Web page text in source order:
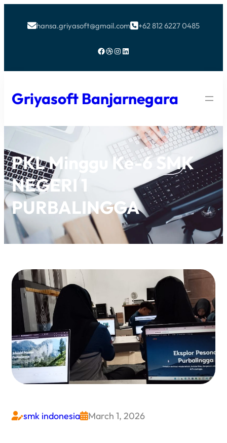
hansa.griyasoft@gmail.com+62 812 6227 0485
Facebook Dribbble Instagram LinkedIn
Griyasoft Banjarnegara
PKL Minggu Ke-6 SMK
NEGERI 1
PURBALINGGA
smk indonesiaMarch 1, 2026